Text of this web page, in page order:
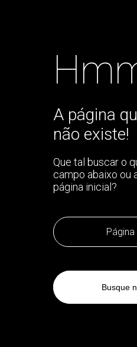
A página
não existe!
Que tal buscar o
campo abaixo ou
página inicial?
Página